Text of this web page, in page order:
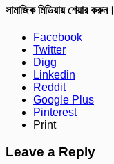
সামাজিক মিডিয়ায় শেয়ার করুন।
Facebook
Twitter
Digg
Linkedin
Reddit
Google Plus
Pinterest
Print
Leave a Reply